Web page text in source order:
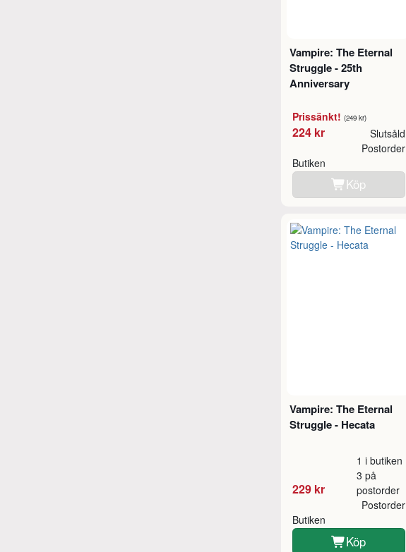
Vampire: The Eternal
Struggle - 25th
Anniversary
Prissänkt! (249 kr)
224 kr Slutsåld
Butiken
Postorder
Köp
Vampire: The Eternal
Struggle - Hecata
229 kr
1 i butiken
3 på
postorder
Butiken
Postorder
Köp